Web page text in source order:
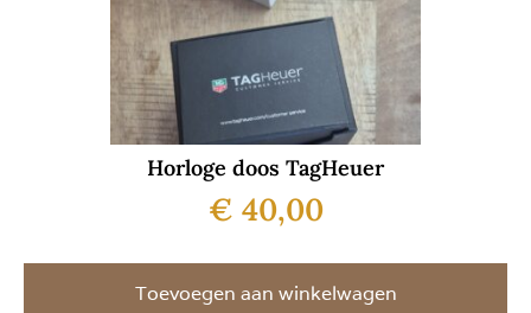
Horloge doos TagHeuer
€ 40,00
Toevoegen aan winkelwagen